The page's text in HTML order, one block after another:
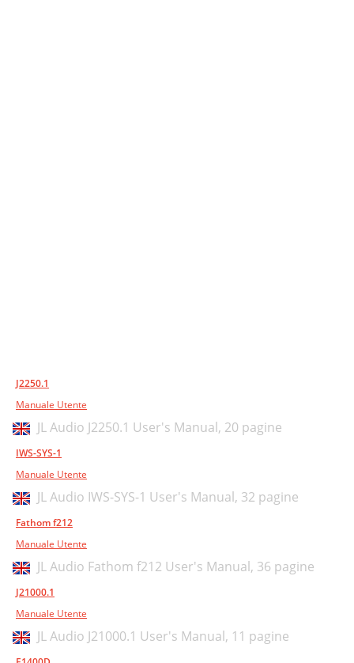
J2250.1
Manuale Utente
JL Audio J2250.1 User's Manual, 20 pagine
IWS-SYS-1
Manuale Utente
JL Audio IWS-SYS-1 User's Manual, 32 pagine
Fathom f212
Manuale Utente
JL Audio Fathom f212 User's Manual, 36 pagine
J21000.1
Manuale Utente
JL Audio J21000.1 User's Manual, 11 pagine